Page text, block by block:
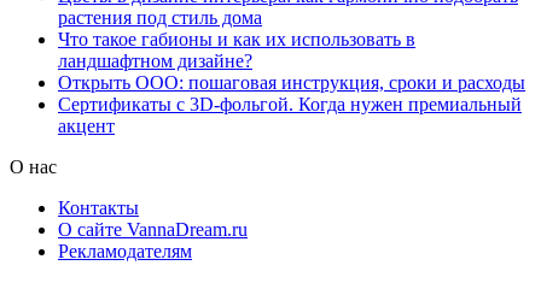
растения под стиль дома
Что такое габионы и как их использовать в
ландшафтном дизайне?
Открыть ООО: пошаговая инструкция, сроки и расходы
Сертификаты с 3D-фольгой. Когда нужен премиальный
акцент
О нас
Контакты
О сайте VannaDream.ru
Рекламодателям